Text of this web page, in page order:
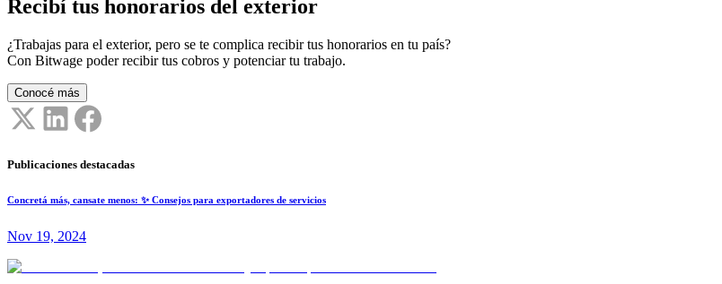
Recibí tus honorarios del exterior
¿Trabajas para el exterior, pero se te complica recibir tus honorarios en tu país?
Con Bitwage poder recibir tus cobros y potenciar tu trabajo.
Conocé más
Publicaciones destacadas
Concretá más, cansate menos: ✨ Consejos para exportadores de servicios
Nov 19, 2024